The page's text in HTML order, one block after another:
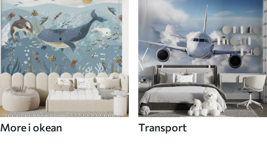
More i okean Transport